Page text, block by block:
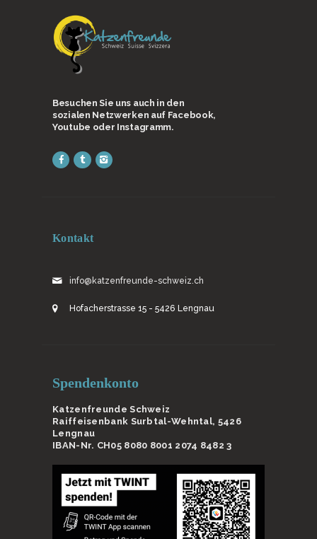
Besuchen Sie uns auch in den
sozialen Netzwerken auf Facebook,
Youtube oder Instagramm.
Kontakt
info@katzenfreunde-schweiz.ch
Hofacherstrasse 15 - 5426 Lengnau
Spendenkonto
Katzenfreunde Schweiz
Raiffeisenbank Surbtal-Wehntal, 5426
Lengnau
IBAN-Nr. CH05 8080 8001 2074 8482 3